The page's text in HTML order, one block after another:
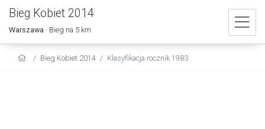
Bieg Kobiet 2014
Warszawa · Bieg na 5 km
Bieg Kobiet 2014 Klasyfikacja rocznik 1983